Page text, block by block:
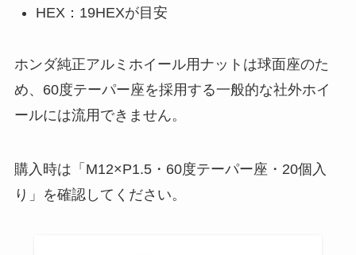
HEX：19HEXが目安
ホンダ純正アルミホイール用ナットは球面座のた
め、60度テーパー座を採用する一般的な社外ホイ
ールには流用できません。
購入時は「M12×P1.5・60度テーパー座・20個入
り」を確認してください。